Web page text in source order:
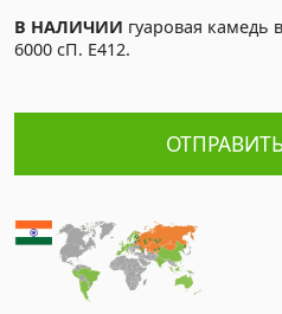
В НАЛИЧИИ гуаровая камедь
6000 сП. Е412.